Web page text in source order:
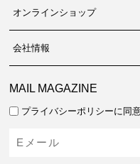
オンラインショップ
会社情報
MAIL MAGAZINE
プライバシーポリシーに同